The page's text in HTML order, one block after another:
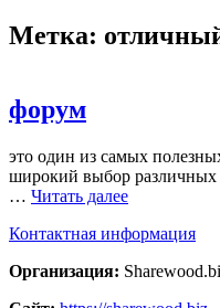
Метка:
форум
это один из самых
широкий выбор различных
… Читать далее
Контактная информация
Организация: